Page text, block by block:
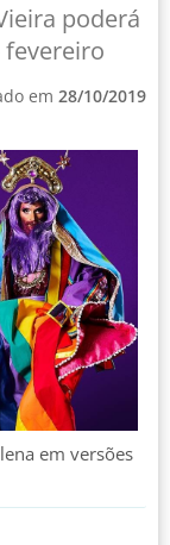
poderá
em 28/10/2019
em versões